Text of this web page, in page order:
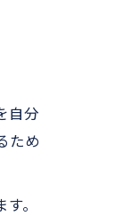
自分
ため
。